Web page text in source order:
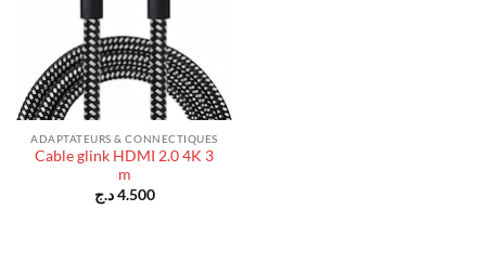
ADAPTATEURS & CONNECTIQUES
Cable glink HDMI 2.0 4K 3
m
4.500 د.ج